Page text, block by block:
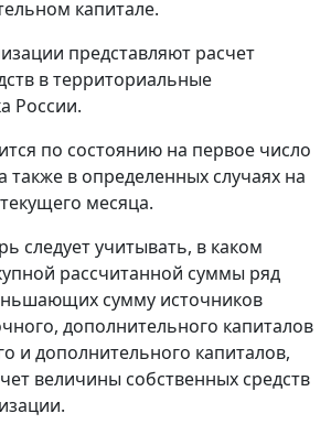
капитале.
представляют расчет
в территориальные
России.
по состоянию на первое число
также в определенных случаях на
месяца.
следует учитывать, в каком
рассчитанной суммы ряд
сумму источников
дополнительного капиталов
и дополнительного капиталов,
величины собственных средств